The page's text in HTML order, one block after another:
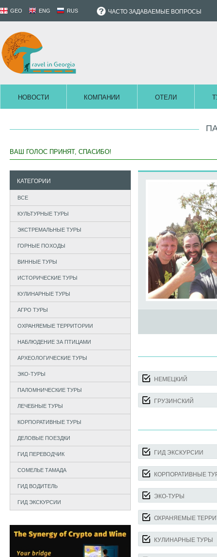
GEO ENG RUS ЧАСТО ЗАДАВАЕМЫЕ ВОПРОСЫ
НОВОСТИ КОМПАНИИ ОТЕЛИ
ВАШ ГОЛОС ПРИНЯТ, СПАСИБО!
КАТЕГОРИИ
ВСЕ
КУЛЬТУРНЫЕ ТУРЫ
ЭКСТРЕМАЛЬНЫЕ ТУРЫ
ГОРНЫЕ ПОХОДЫ
ВИННЫЕ ТУРЫ
ИСТОРИЧЕСКИЕ ТУРЫ
КУЛИНАРНЫЕ ТУРЫ
АГРО ТУРЫ
ОХРАНЯЕМЫЕ ТЕРРИТОРИИ
НАБЛЮДЕНИЕ ЗА ПТИЦАМИ
АРХЕОЛОГИЧЕСКИЕ ТУРЫ
ЭКО-ТУРЫ
ПАЛОМНИЧЕСКИЕ ТУРЫ
ЛЕЧЕБНЫЕ ТУРЫ
КОРПОРАТИВНЫЕ ТУРЫ
ДЕЛОВЫЕ ПОЕЗДКИ
ГИД ПЕРЕВОДЧИК
СОМЕЛЬЕ ТАМАДА
ГИД ВОДИТЕЛЬ
ГИД ЭКСКУРСИИ
НЕМЕЦКИЙ
ГРУЗИНСКИЙ
ГИД ЭКСКУРСИИ
КОРПОРАТИВНЫЕ
ЭКО-ТУРЫ
ОХРАНЯЕМЫЕ
КУЛИНАРНЫЕ ТУРЫ